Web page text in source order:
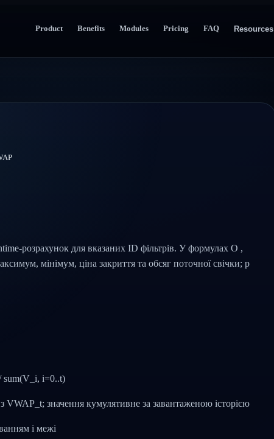
Product Benefits Modules Pricing FAQ Resources
розрахунок для вказаних ID фільтрів. У формулах O ,
мінімум, ціна закриття та обсяг поточної свічки; p
sum(V_i, i=0..t)
значення кумулятивне за завантаженою історією
і межі